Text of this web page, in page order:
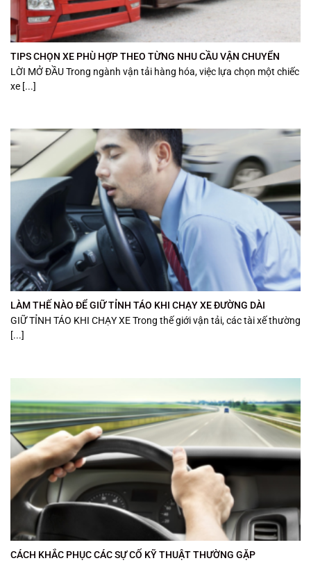
TIPS CHỌN XE PHÙ HỢP THEO TỪNG NHU CẦU VẬN CHUYỂN
LỜI MỞ ĐẦU Trong ngành vận tải hàng hóa, việc lựa chọn một chiếc
xe [...]
LÀM THẾ NÀO ĐỂ GIỮ TỈNH TÁO KHI CHẠY XE ĐƯỜNG DÀI
GIỮ TỈNH TÁO KHI CHẠY XE Trong thế giới vận tải, các tài xế thường
[...]
CÁCH KHẮC PHỤC CÁC SỰ CỐ KỸ THUẬT THƯỜNG GẶP